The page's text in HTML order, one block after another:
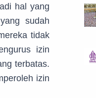
hal yang
sudah
tidak
izin
terbatas.
izin